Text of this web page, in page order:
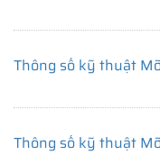
Thông số kỹ thuật
Thông số kỹ thuật